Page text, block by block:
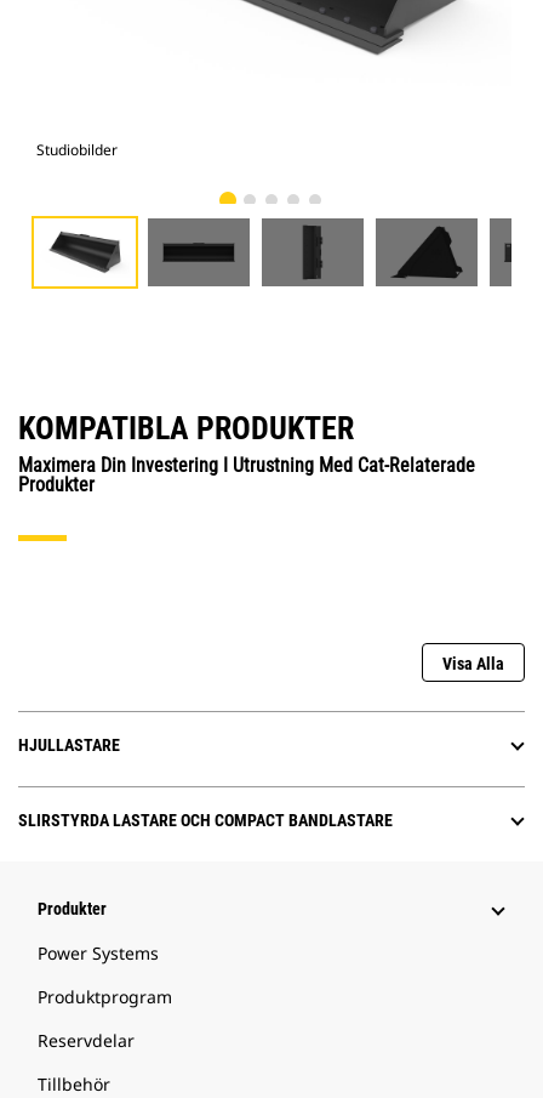
Studiobilder
KOMPATIBLA PRODUKTER
Maximera Din Investering I Utrustning Med Cat-Relaterade
Produkter
Visa Alla
HJULLASTARE
SLIRSTYRDA LASTARE OCH COMPACT BANDLASTARE
Produkter
Power Systems
Produktprogram
Reservdelar
Tillbehör